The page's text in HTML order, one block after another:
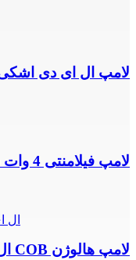
لامپ ال ای دی اشکی 5 وات
لامپ فیلامنتی 4 وات شمعی لوستری
لامپ هالوژن COB ال ای دی 7 وات مشجر